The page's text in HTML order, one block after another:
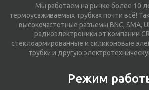
Мы работаем на рынке более 10
термоусаживаемых трубках почти всё!
высокочастотные разъемы BNC, SMA,
радиоэлектроники от компании
стеклоармированные и силиконовые
трубки и другую
Режим